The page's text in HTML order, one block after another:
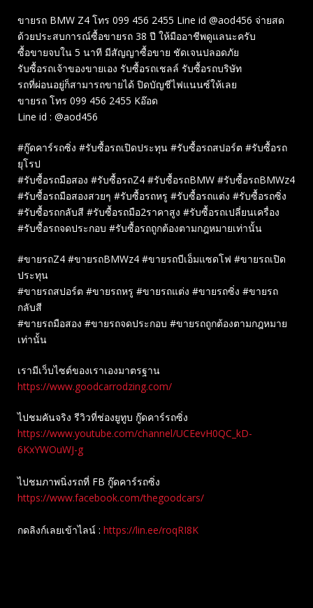
ขายรถ BMW Z4 โทร 099 456 2455 Line id @aod456 จ่ายสด
ด้วยประสบการณ์ซื้อขายรถ 38 ปี ให้มืออาชีพดูแลนะครับ
ซื้อขายจบใน 5 นาที มีสัญญาซื้อขาย ชัดเจนปลอดภัย
รับซื้อรถเจ้าของขายเอง รับซื้อรถเชลล์ รับซื้อรถบริษัท
รถที่ผ่อนอยู่ก็สามารถขายได้ ปิดบัญชีไฟแนนซ์ให้เลย
ขายรถ โทร 099 456 2455 Kอ๊อด
Line id : @aod456
#กู๊ดคาร์รถซิ่ง #รับซื้อรถเปิดประทุน #รับซื้อรถสปอร์ต #รับซื้อรถ
ยุโรป
#รับซื้อรถมือสอง #รับซื้อรถZ4 #รับซื้อรถBMW #รับซื้อรถBMWz4
#รับซื้อรถมือสองสวยๆ #รับซื้อรถหรู #รับซื้อรถแต่ง #รับซื้อรถซิ่ง
#รับซื้อรถกลับสี #รับซื้อรถมือ2ราคาสูง #รับซื้อรถเปลี่ยนเครื่อง
#รับซื้อรถจดประกอบ #รับซื้อรถถูกต้องตามกฎหมายเท่านั้น
#ขายรถZ4 #ขายรถBMWz4 #ขายรถบีเอ็มแซดโฟ #ขายรถเปิด
ประทุน
#ขายรถสปอร์ต #ขายรถหรู #ขายรถแต่ง #ขายรถซิ่ง #ขายรถ
กลับสี
#ขายรถมือสอง #ขายรถจดประกอบ #ขายรถถูกต้องตามกฎหมาย
เท่านั้น
เรามีเว็บไซต์ของเราเองมาตรฐาน
https://www.goodcarrodzing.com/
ไปชมคันจริง รีวิวที่ช่องยู​ทูบ​ กู๊ดคาร์รถซิ่ง
https://www.youtube.com/channel/UCEevH0QC_kD-
6KxYWOuWJ-g
ไปชมภาพนิ่งรถที่ FB กู๊ดคาร์รถซิ่ง
https://www.facebook.com/thegoodcars/
กดลิงก์เลยเข้าไลน์ : https://lin.ee/roqRI8K